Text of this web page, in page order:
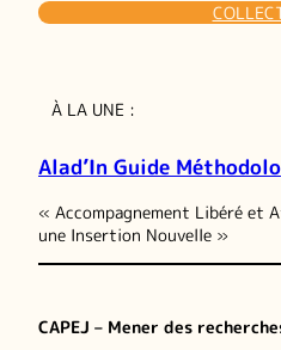
À LA UNE :
Alad’In Guide
« Accompagnement Libéré et
une Insertion Nouvelle »
CAPEJ – Mener des